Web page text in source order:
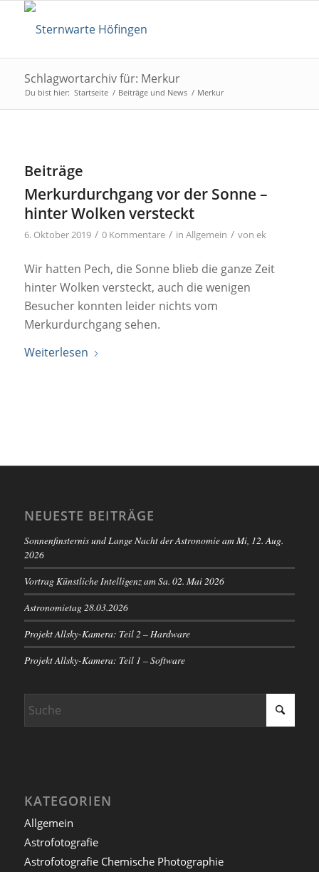
Schlagwortarchiv für: Merkur
Du bist hier: Startseite / Beiträge und News / Merkur
Beiträge
Merkurdurchgang vor der Sonne –
hinter Wolken versteckt
6. Oktober 2019 / 0 Kommentare / in Allgemein / von ek
Wir hatten Pech, die Sonne blieb die ganze Zeit
hinter Wolken versteckt, auch die wenigen
Besucher konnten leider nichts vom
Merkurdurchgang sehen.
Weiterlesen
NEUESTE BEITRÄGE
Sonnenfinsternis und Lange Nacht der Astronomie am Mi, 12. Aug.
2026
Vortrag Künstliche Intelligenz am Sa. 02. Mai 2026
Astronomietag 28.03.2026
Projekt Allsky-Kamera: Teil 2 – Hardware
Projekt Allsky-Kamera: Teil 1 – Software
KATEGORIEN
Allgemein
Astrofotografie
Astrofotografie Chemische Photographie